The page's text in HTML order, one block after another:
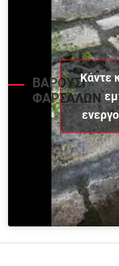
ΒΑΡΟΥΣΙ
ΦΑΡΣΑΛΩΝ
Κάντε